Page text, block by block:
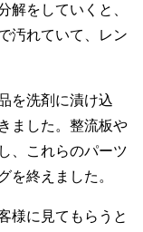
解をしていくと、
汚れていて、レン
を洗剤に漬け込
ました。整流板や
、これらのパーツ
を終えました。
様に見てもらうと